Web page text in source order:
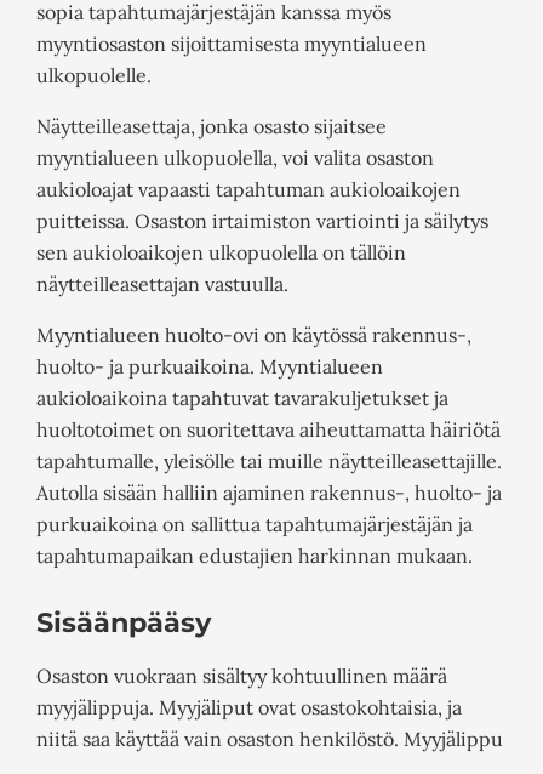
sopia tapahtumajärjestäjän kanssa myös
myyntiosaston sijoittamisesta myyntialueen
ulkopuolelle.
Näytteilleasettaja, jonka osasto sijaitsee
myyntialueen ulkopuolella, voi valita osaston
aukioloajat vapaasti tapahtuman aukioloaikojen
puitteissa. Osaston irtaimiston vartiointi ja säilytys
sen aukioloaikojen ulkopuolella on tällöin
näytteilleasettajan vastuulla.
Myyntialueen huolto-ovi on käytössä rakennus-,
huolto- ja purkuaikoina. Myyntialueen
aukioloaikoina tapahtuvat tavarakuljetukset ja
huoltotoimet on suoritettava aiheuttamatta häiriötä
tapahtumalle, yleisölle tai muille näytteilleasettajille.
Autolla sisään halliin ajaminen rakennus-, huolto- ja
purkuaikoina on sallittua tapahtumajärjestäjän ja
tapahtumapaikan edustajien harkinnan mukaan.
Sisäänpääsy
Osaston vuokraan sisältyy kohtuullinen määrä
myyjälippuja. Myyjäliput ovat osastokohtaisia, ja
niitä saa käyttää vain osaston henkilöstö. Myyjälippu